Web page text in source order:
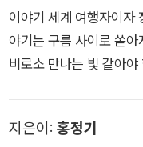
<곶>_전건우 / 신례리
제주시와 서귀포시를 잇
계속 사라진다. 일정에
앞에 선 차훈은 죽은 약
이야기 세계 여행자이자
야기는 구름 사이로 쏟
비로소 만나는 빛 같아야
를 기획하고 참여했다. 《
지은이: 홍정기